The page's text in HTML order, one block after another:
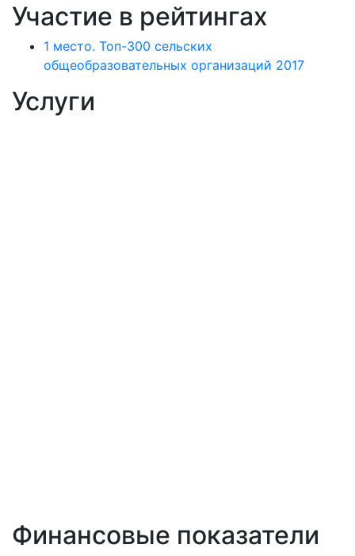
Участие в рейтингах
1 место. Топ-300 сельских
общеобразовательных организаций 2017
Услуги
Финансовые показатели